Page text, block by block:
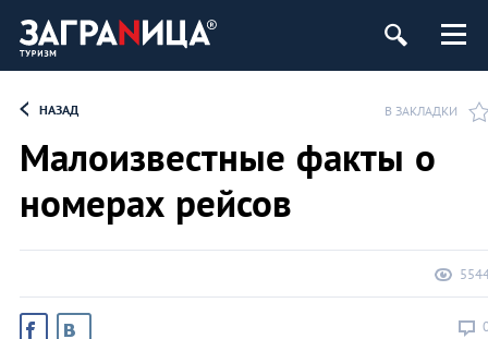
НАЗАД В ЗАКЛАДКИ
Малоизвестные факты о
номерах рейсов